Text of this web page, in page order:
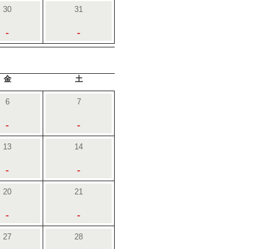
30
-
31
-
金 土
6
-
7
-
13
-
14
-
20
-
21
-
27 28